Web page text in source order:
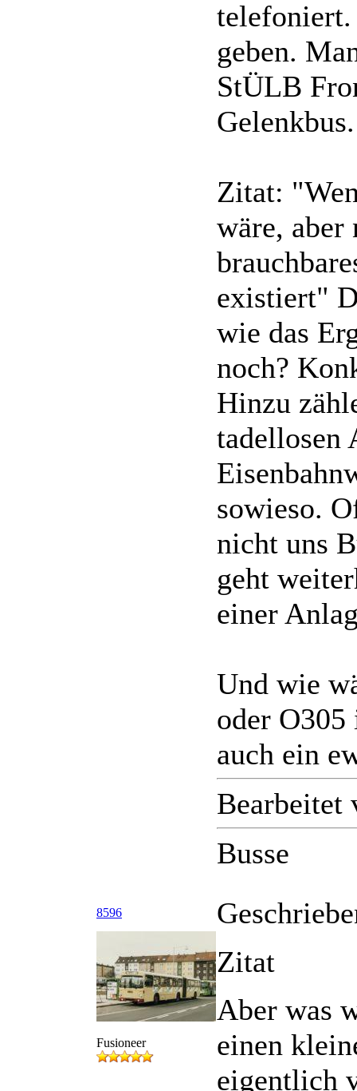
geben.
StÜLB
Gelenkbus.
Zitat:
wäre, aber
existiert"
wie das
noch?
Hinzu
tadellosen
sowieso.
nicht uns
geht
einer
Und wie
oder
auch ein
Bearbeitet
Busse
8596
Fusioneer
Zitat
Aber was
einen
eigentlich